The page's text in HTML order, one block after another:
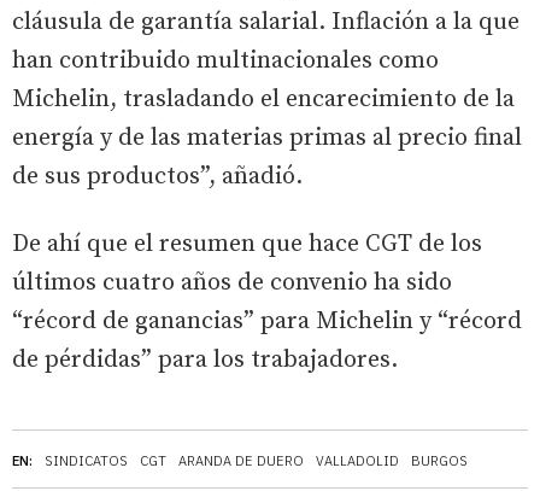
EN: SINDICATOS CGT ARANDA DE DUERO VALLADOLID BURGOS
cláusula de garantía salarial. Inflación a la que
han contribuido multinacionales como
Michelin, trasladando el encarecimiento de la
energía y de las materias primas al precio final
de sus productos”, añadió.
De ahí que el resumen que hace CGT de los
últimos cuatro años de convenio ha sido
“récord de ganancias” para Michelin y “récord
de pérdidas” para los trabajadores.